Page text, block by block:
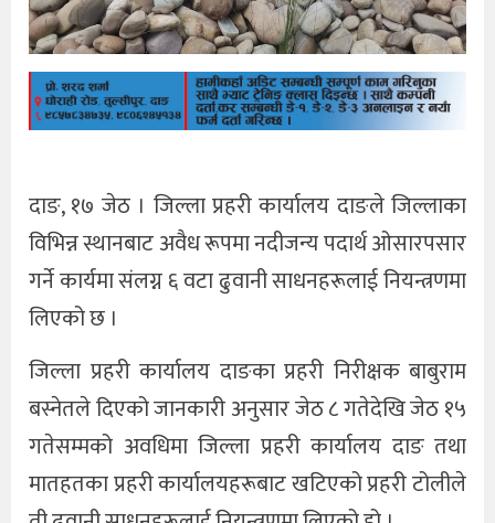
दाङ, १७ जेठ । जिल्ला प्रहरी कार्यालय दाङले जिल्लाका
विभिन्न स्थानबाट अवैध रूपमा नदीजन्य पदार्थ ओसारपसार
गर्ने कार्यमा संलग्न ६ वटा ढुवानी साधनहरूलाई नियन्त्रणमा
लिएको छ ।
जिल्ला प्रहरी कार्यालय दाङका प्रहरी निरीक्षक बाबुराम
बस्नेतले दिएको जानकारी अनुसार जेठ ८ गतेदेखि जेठ १५
गतेसम्मको अवधिमा जिल्ला प्रहरी कार्यालय दाङ तथा
मातहतका प्रहरी कार्यालयहरूबाट खटिएको प्रहरी टोलीले